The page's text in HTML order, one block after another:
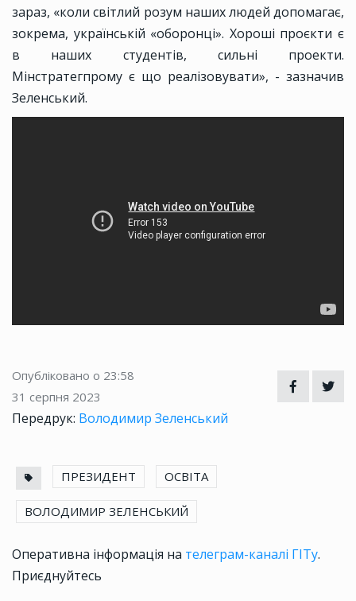
зараз, «коли світлий розум наших людей допомагає,
зокрема, українській «оборонці». Хороші проєкти є
в наших студентів, сильні проекти.
Мінстратегпрому є що реалізовувати», - зазначив
Зеленський.
Опубліковано о 23:58
31 серпня 2023
Передрук: Володимир Зеленський
ПРЕЗИДЕНТ ОСВІТА
ВОЛОДИМИР ЗЕЛЕНСЬКИЙ
Оперативна інформація на телеграм-каналі ГІТу.
Приєднуйтесь